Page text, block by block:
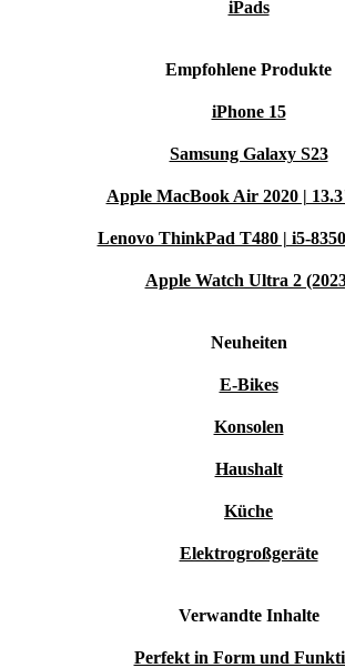
iPads
Empfohlene Produkte
iPhone 15
Samsung Galaxy S23
Apple MacBook Air 2020 |
Lenovo ThinkPad T480 | i5-
Apple Watch Ultra 2
Neuheiten
E-Bikes
Konsolen
Haushalt
Küche
Elektrogroßgeräte
Verwandte Inhalte
Perfekt in Form und